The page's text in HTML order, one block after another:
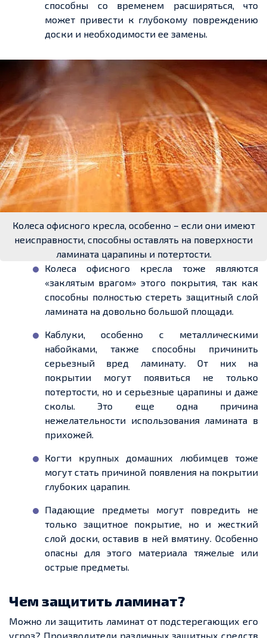
способны со временем расширяться, что
может привести к глубокому повреждению
доски и необходимости ее замены.
Колеса офисного кресла, особенно – если они имеют
неисправности, способны оставлять на поверхности
ламината царапины и потертости.
Колеса офисного кресла тоже являются
«заклятым врагом» этого покрытия, так как
способны полностью стереть защитный слой
ламината на довольно большой площади.
Каблуки, особенно с металлическими
набойками, также способны причинить
серьезный вред ламинату. От них на
покрытии могут появиться не только
потертости, но и серьезные царапины и даже
сколы. Это еще одна причина
нежелательности использования ламината в
прихожей.
Когти крупных домашних любимцев тоже
могут стать причиной появления на покрытии
глубоких царапин.
Падающие предметы могут повредить не
только защитное покрытие, но и жесткий
слой доски, оставив в ней вмятину. Особенно
опасны для этого материала тяжелые или
острые предметы.
Чем защитить ламинат?
Можно ли защитить ламинат от подстерегающих его
угроз? Производители различных защитных средств